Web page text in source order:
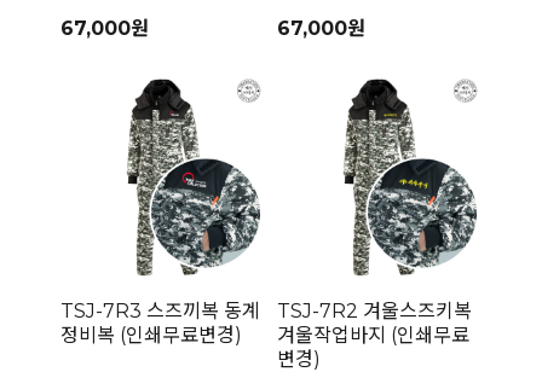
67,000원 67,000원
TSJ-7R3 스즈끼복 동계
정비복 (인쇄무료변경)
TSJ-7R2 겨울스즈키복
겨울작업바지 (인쇄무료
변경)